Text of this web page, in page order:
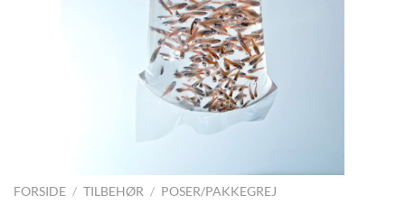
FORSIDE / TILBEHØR / POSER/PAKKEGREJ